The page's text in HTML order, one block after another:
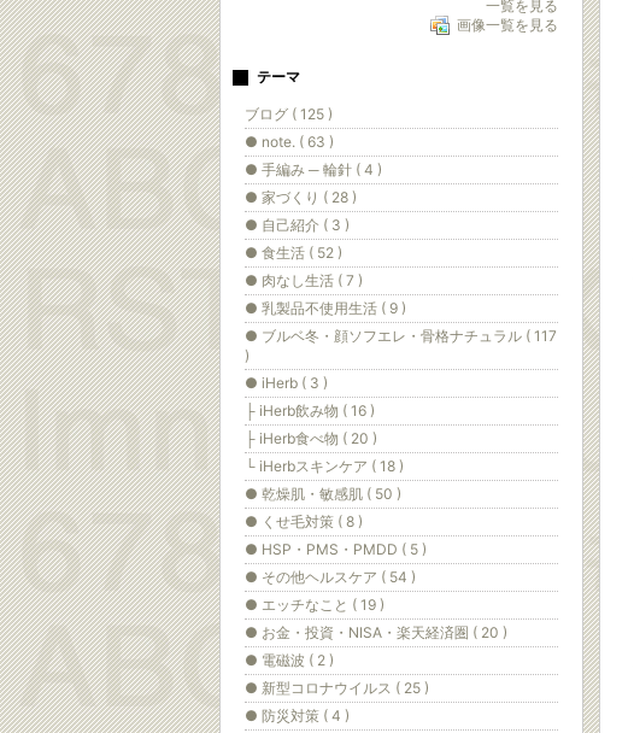
一覧を見る
画像一覧を見る
テーマ
ブログ ( 125 )
● note. ( 63 )
● 手編み ─ 輪針 ( 4 )
● 家づくり ( 28 )
● 自己紹介 ( 3 )
● 食生活 ( 52 )
● 肉なし生活 ( 7 )
● 乳製品不使用生活 ( 9 )
● ブルベ冬・顔ソフエレ・骨格ナチュラル ( 117
)
● iHerb ( 3 )
├ iHerb飲み物 ( 16 )
├ iHerb食べ物 ( 20 )
└ iHerbスキンケア ( 18 )
● 乾燥肌・敏感肌 ( 50 )
● くせ毛対策 ( 8 )
● HSP・PMS・PMDD ( 5 )
● その他ヘルスケア ( 54 )
● エッチなこと ( 19 )
● お金・投資・NISA・楽天経済圏 ( 20 )
● 電磁波 ( 2 )
● 新型コロナウイルス ( 25 )
● 防災対策 ( 4 )